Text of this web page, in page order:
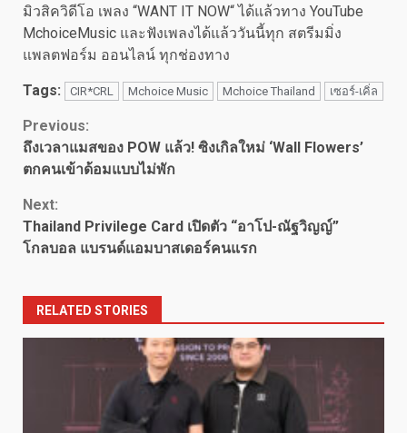
มิวสิควิดีโอ เพลง “WANT IT NOW“ ได้แล้วทาง YouTube
MchoiceMusic และฟังเพลงได้แล้ววันนี้ทุก สตรีมมิ่ง
แพลตฟอร์ม ออนไลน์ ทุกช่องทาง
Tags: CIR*CRL Mchoice Music Mchoice Thailand เซอร์-เคิ่ล
Continue
Reading
Previous:
ถึงเวลาแมสของ POW แล้ว! ซิงเกิลใหม่ ‘Wall Flowers’
ตกคนเข้าด้อมแบบไม่พัก
Next:
Thailand Privilege Card เปิดตัว “อาโป-ณัฐวิญญ์”
โกลบอล แบรนด์แอมบาสเดอร์คนแรก
RELATED STORIES